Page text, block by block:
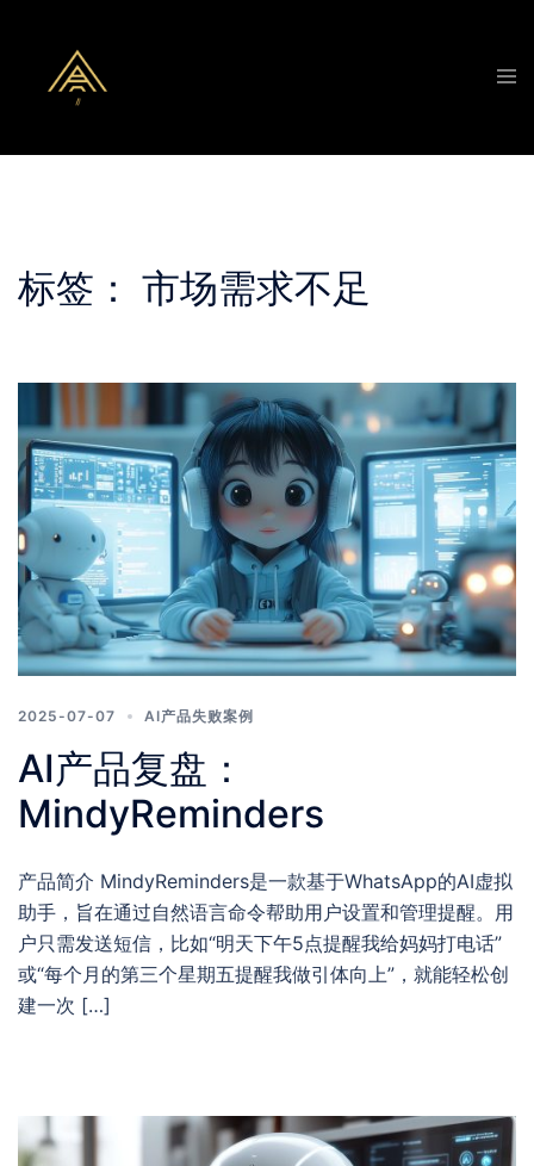
content
标签： 市场需求不足
2025-07-07 AI产品失败案例
AI产品复盘：
MindyReminders
产品简介 MindyReminders是一款基于WhatsApp的AI虚拟
助手，旨在通过自然语言命令帮助用户设置和管理提醒。用
户只需发送短信，比如“明天下午5点提醒我给妈妈打电话”
或“每个月的第三个星期五提醒我做引体向上”，就能轻松创
建一次 […]